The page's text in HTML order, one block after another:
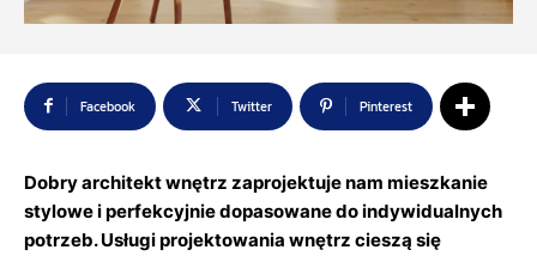
Facebook Twitter Pinterest
Dobry architekt wnętrz zaprojektuje nam mieszkanie
stylowe i perfekcyjnie dopasowane do indywidualnych
potrzeb. Usługi projektowania wnętrz cieszą się